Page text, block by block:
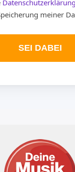
Datenschutzerklärung
meiner
SEI DABEI